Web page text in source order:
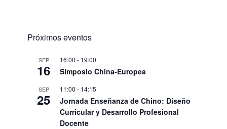
Próximos eventos
SEP
16
16:00 - 19:00
Simposio China-Europea
SEP
25
11:00 - 14:15
Jornada Enseñanza de Chino: Diseño
Curricular y Desarrollo Profesional
Docente